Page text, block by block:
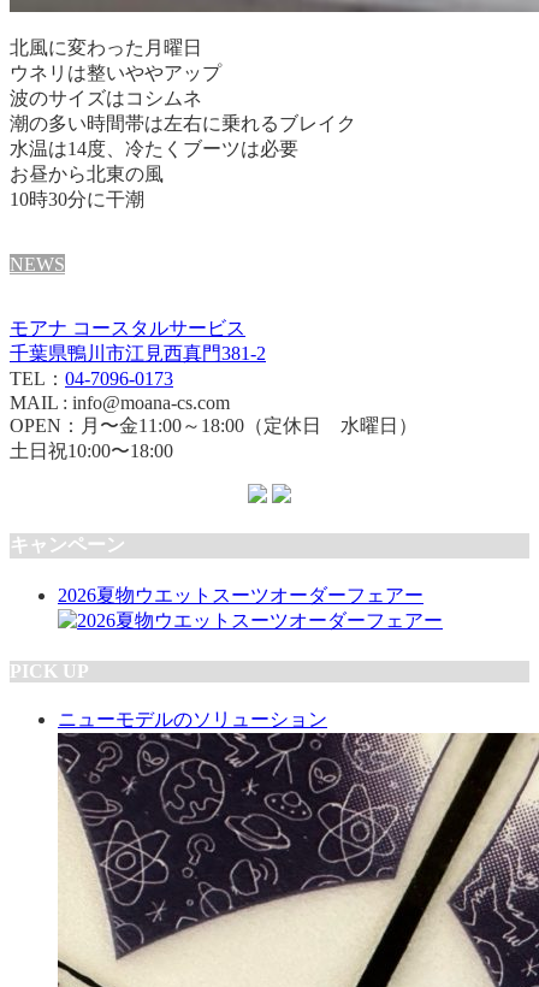
北風に変わった月曜日
ウネリは整いややアップ
波のサイズはコシムネ
潮の多い時間帯は左右に乗れるブレイク
水温は14度、冷たくブーツは必要
お昼から北東の風
10時30分に干潮
NEWS
モアナ コースタルサービス
千葉県鴨川市江見西真門381-2
TEL： 04-7096-0173
MAIL : info@moana-cs.com
OPEN：月〜金11:00～18:00（定休日 水曜日）
土日祝10:00〜18:00
キャンペーン
2026夏物ウエットスーツオーダーフェアー
PICK UP
ニューモデルのソリューション